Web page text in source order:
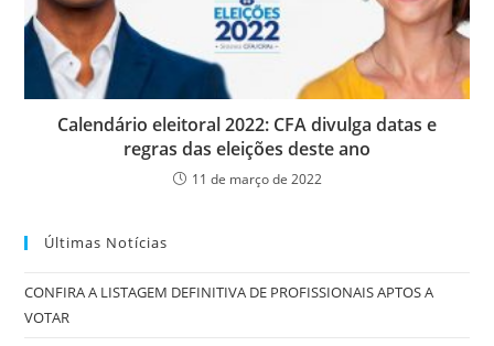
Calendário eleitoral 2022: CFA divulga datas e
regras das eleições deste ano
11 de março de 2022
Últimas Notícias
CONFIRA A LISTAGEM DEFINITIVA DE PROFISSIONAIS APTOS A
VOTAR